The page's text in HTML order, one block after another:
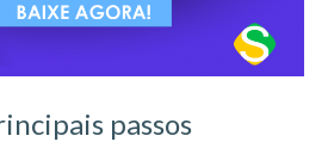
passos